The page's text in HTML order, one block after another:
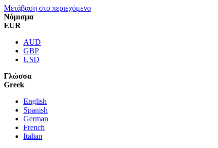
Μετάβαση στο περιεχόμενο
Νόμισμα
EUR
AUD
GBP
USD
Γλώσσα
Greek
English
Spanish
German
French
Italian